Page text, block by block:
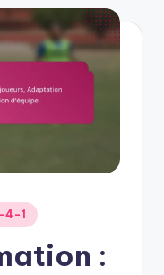
4-1
: